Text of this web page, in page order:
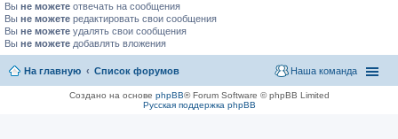
Вы не можете отвечать на сообщения
Вы не можете редактировать свои сообщения
Вы не можете удалять свои сообщения
Вы не можете добавлять вложения
На главную Список форумов Наша команда
Создано на основе phpBB® Forum Software © phpBB Limited
Русская поддержка phpBB